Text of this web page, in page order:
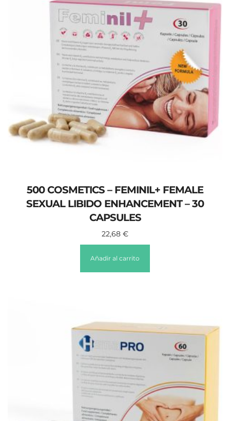
500 COSMETICS – FEMINIL+ FEMALE
SEXUAL LIBIDO ENHANCEMENT – 30
CAPSULES
22,68 €
Añadir al carrito